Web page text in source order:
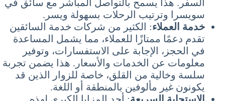
السفر. هذا يسمح بالتواصل المباشر مع سائق في
سويسرا وترتيب الرحلات بسهولة ويسر.
خدمة العملاء: الكثير من شركات خدمة السائقين
تقدم دعمًا ممتازًا للعملاء، مما يشمل المساعدة
في الحجز، الإجابة على الاستفسارات، وتوفير
معلومات عن الخدمات والأسعار. هذا يضمن تجربة
سلسة وخالية من القلق، خاصة للزوار الذين قد
يكونون غير مألوفين بالمنطقة أو اللغة.